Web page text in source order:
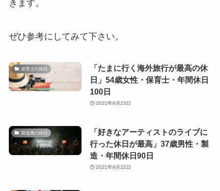
きます。
ぜひ参考にしてみて下さい。
保育士の休日
「たまに行く海外旅行が最高の休
日」54歳女性・保育士・年間休日
100日
2021年9月23日
製造職の休日
「好きなアーティストのライブに
行った休日が最高」37歳男性・製
造・年間休日90日
2021年9月22日